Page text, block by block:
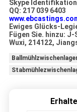
Skype
QQ: 217 039 6403
Ewiges Glücks-
Fügen Sie. hinzu:
Wuxi, 214122,